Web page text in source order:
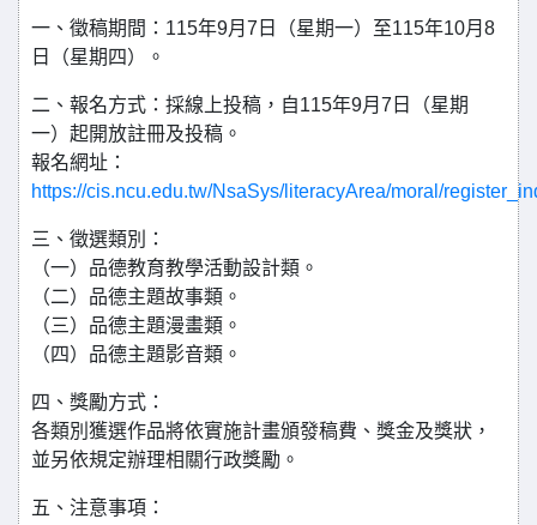
一、徵稿期間：115年9月7日（星期一）至115年10月8
日（星期四）。
二、報名方式：採線上投稿，自115年9月7日（星期
一）起開放註冊及投稿。
報名網址：
https://cis.ncu.edu.tw/NsaSys/literacyArea/moral/
三、徵選類別：
（一）品德教育教學活動設計類。
（二）品德主題故事類。
（三）品德主題漫畫類。
（四）品德主題影音類。
四、獎勵方式：
各類別獲選作品將依實施計畫頒發稿費、獎金及獎狀，
並另依規定辦理相關行政獎勵。
五、注意事項：